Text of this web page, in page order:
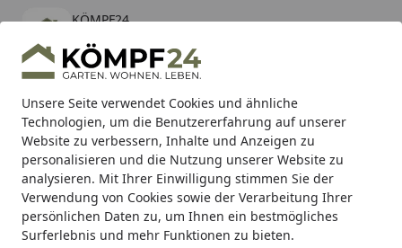
Unsere Seite verwendet Cookies und ähnliche
Technologien, um die Benutzererfahrung auf unserer
Website zu verbessern, Inhalte und Anzeigen zu
personalisieren und die Nutzung unserer Website zu
analysieren. Mit Ihrer Einwilligung stimmen Sie der
Verwendung von Cookies sowie der Verarbeitung Ihrer
persönlichen Daten zu, um Ihnen ein bestmögliches
Surferlebnis und mehr Funktionen zu bieten.
KÖMPF24
kostenlos - Im App Store
Hotline
Alle Produkte
Mein Konto
Suchen
Karibu Pools inkl. gratis Sandfilteranlage & Pool-
Starterset (Gesamtwert bis 468,99€)